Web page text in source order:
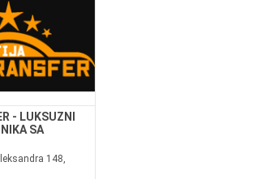
- LUKSUZNI
SA
148,